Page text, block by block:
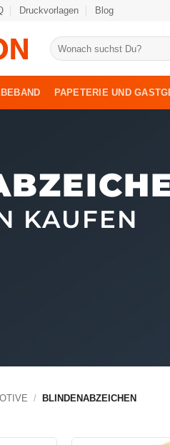
Druckvorlagen Blog
Suche
nach:
PAPETERIE UND
KAUFEN
/ BLINDENABZEICHEN